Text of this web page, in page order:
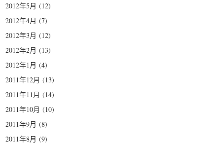
2012年5月 (12)
2012年4月 (7)
2012年3月 (12)
2012年2月 (13)
2012年1月 (4)
2011年12月 (13)
2011年11月 (14)
2011年10月 (10)
2011年9月 (8)
2011年8月 (9)